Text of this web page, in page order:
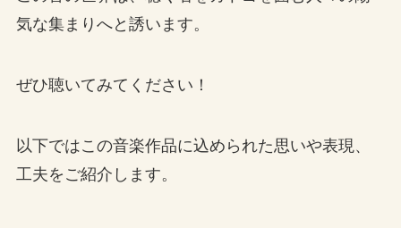
気な集まりへと誘います。
ぜひ聴いてみてください！
以下ではこの音楽作品に込められた思いや表現、
工夫をご紹介します。